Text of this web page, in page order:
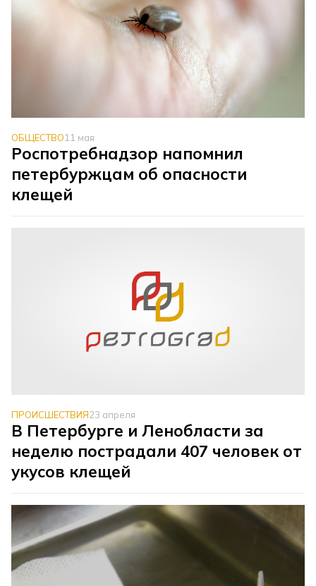
ОБЩЕСТВО11 мая
Роспотребнадзор напомнил
петербуржцам об опасности
клещей
ПРОИСШЕСТВИЯ23 апреля
В Петербурге и Ленобласти за
неделю пострадали 407 человек от
укусов клещей